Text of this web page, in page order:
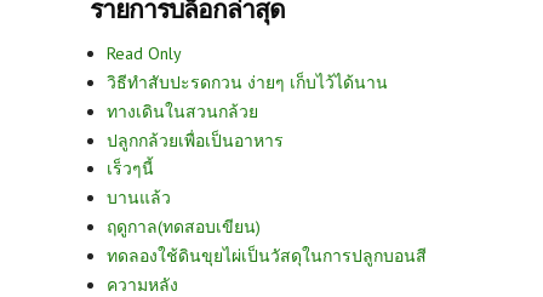
รายการบล็อกล่าสุด
Read Only
วิธีทำสับปะรดกวน ง่ายๆ เก็บไว้ได้นาน
ทางเดินในสวนกล้วย
ปลูกกล้วยเพื่อเป็นอาหาร
เร็วๆนี้
บานแล้ว
ฤดูกาล(ทดสอบเขียน)
ทดลองใช้ดินขุยไผ่เป็นวัสดุในการปลูกบอนสี
ความหลัง